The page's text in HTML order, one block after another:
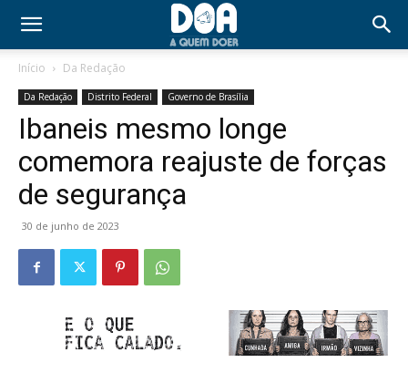
Início Da Redação
Da Redação Distrito Federal Governo de Brasília
Ibaneis mesmo longe
comemora reajuste de forças
de segurança
30 de junho de 2023